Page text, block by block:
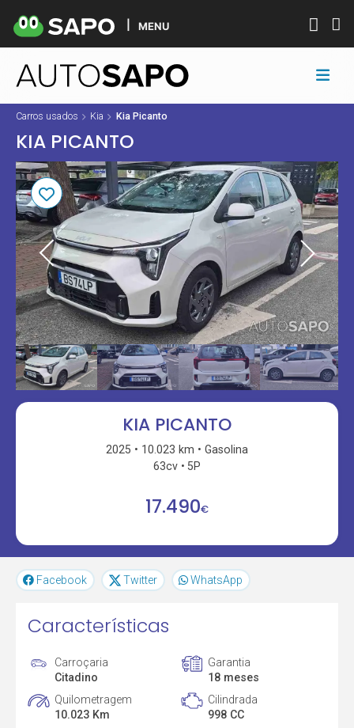
MENU
Carros usados Kia Kia Picanto
KIA PICANTO
KIA PICANTO
2025 10.023 km
Gasolina
63cv
5P
17.490€
Facebook Twitter WhatsApp
Características
Carroçaria
Citadino
Garantia
18 meses
Quilometragem
10.023 Km
Cilindrada
998 CC